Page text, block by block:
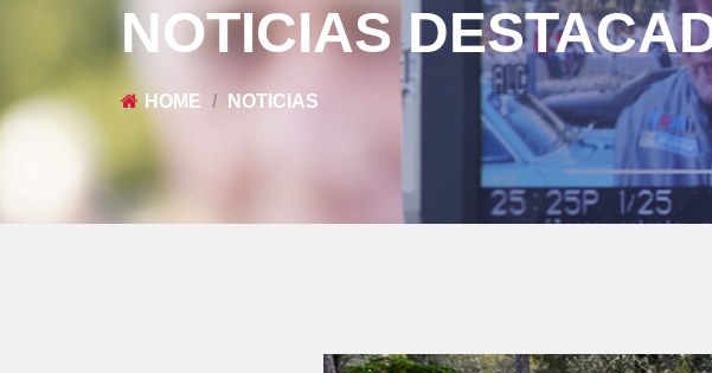
NOTICIAS
HOME NOTICIAS